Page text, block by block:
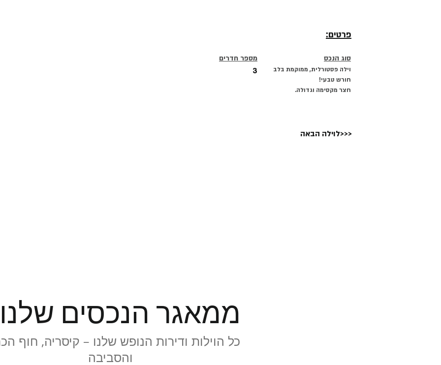
פרטים:
מספר חדרים
3
סוג הנכס
וילה פסטורלית, ממוקמת בלב
חורש טבעי!
חצר מקסימה וגדולה.
לוילה הבאה>>>
ממאגר הנכסים שלנו
כל הוילות ודירות הנופש שלנו – קיסריה, חוף
והסביבה